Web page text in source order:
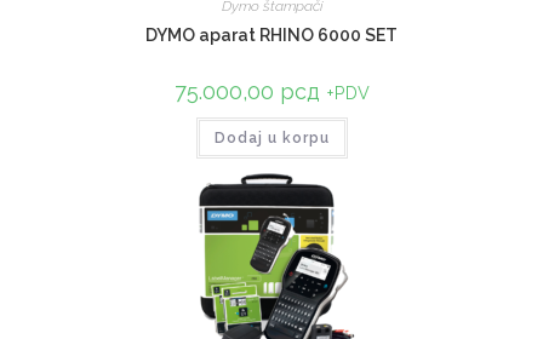
Dymo štampači
DYMO aparat RHINO 6000 SET
75.000,00 рсд +PDV
Dodaj u korpu